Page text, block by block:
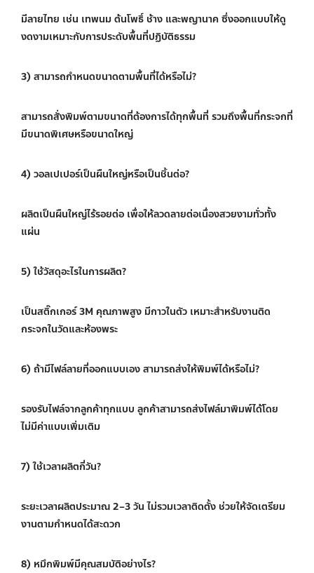
มีลายไทย เช่น เทพนม ต้นโพธิ์ ช้าง และพญานาค ซึ่งออกแบบให้ดู
งดงามเหมาะกับการประดับพื้นที่ปฏิบัติธรรม
3) สามารถกำหนดขนาดตามพื้นที่ได้หรือไม่?
สามารถสั่งพิมพ์ตามขนาดที่ต้องการได้ทุกพื้นที่ รวมถึงพื้นที่กระจกที่
มีขนาดพิเศษหรือขนาดใหญ่
4) วอลเปเปอร์เป็นผืนใหญ่หรือเป็นชิ้นต่อ?
ผลิตเป็นผืนใหญ่ไร้รอยต่อ เพื่อให้ลวดลายต่อเนื่องสวยงามทั่วทั้ง
แผ่น
5) ใช้วัสดุอะไรในการผลิต?
เป็นสติ๊กเกอร์ 3M คุณภาพสูง มีกาวในตัว เหมาะสำหรับงานติด
กระจกในวัดและห้องพระ
6) ถ้ามีไฟล์ลายที่ออกแบบเอง สามารถส่งให้พิมพ์ได้หรือไม่?
รองรับไฟล์จากลูกค้าทุกแบบ ลูกค้าสามารถส่งไฟล์มาพิมพ์ได้โดย
ไม่มีค่าแบบเพิ่มเติม
7) ใช้เวลาผลิตกี่วัน?
ระยะเวลาผลิตประมาณ 2–3 วัน ไม่รวมเวลาติดตั้ง ช่วยให้จัดเตรียม
งานตามกำหนดได้สะดวก
8) หมึกพิมพ์มีคุณสมบัติอย่างไร?